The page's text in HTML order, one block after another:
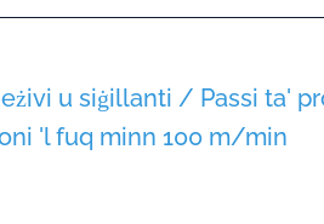
u siġillanti / Passi ta'
'l fuq minn 100 m/min